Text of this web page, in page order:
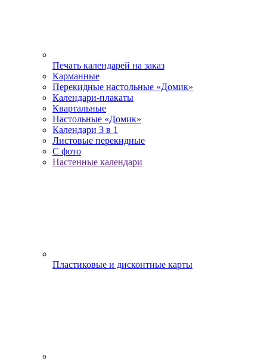
Печать календарей на заказ
Карманные
Перекидные настольные «Домик»
Календари-плакаты
Квартальные
Настольные «Домик»
Календари 3 в 1
Листовые перекидные
С фото
Настенные календари
Пластиковые и дисконтные карты